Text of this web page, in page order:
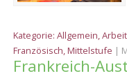
Kategorie: Allgemein,
Französisch,Mittelstufe |
Frankreich-